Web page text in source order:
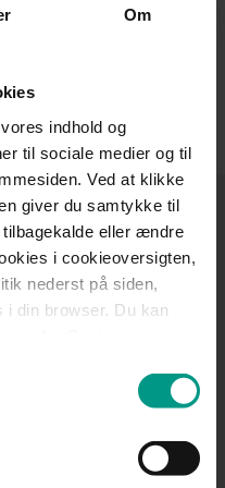
Om
indhold og
til sociale medier og til
Ved at klikke
giver du samtykke til
eller ændre
i cookieoversigten,
nederst på siden,
i din browser. Du kan
med omhu og
dig
de fagområder, der